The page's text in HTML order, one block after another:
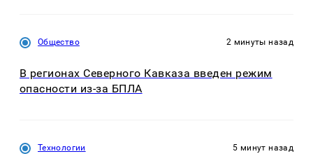
Общество 2 минуты назад
В регионах Северного Кавказа введен режим
опасности из-за БПЛА
Технологии 5 минут назад